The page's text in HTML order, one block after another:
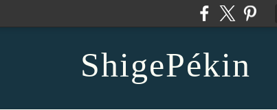
ShigePékin